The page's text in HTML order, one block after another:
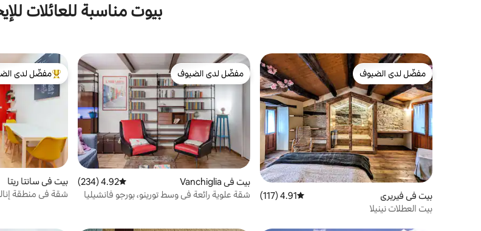
بيوت مناسبة للعائلات
مفضّل لدى الضيوف
مفضّل لدى الضيوف
بيت في فيريري متوسط التقييم 4.91 من 5، 117 مراجعات
4.91 (117)
بيت العطلات نينيلا
مفضّل لدى الضيوف
مفضّل لدى الضيوف
بيت في Vanchiglia متوسط التقييم 4.92 من 5، 234 مراجعات
4.92 (234)
شقة علوية رائعة في وسط تورينو، بورجو فانشيليا
من أبرز البيوت
مفضّل لدى
بيت في سانتا ريتا
شقة في منطقة